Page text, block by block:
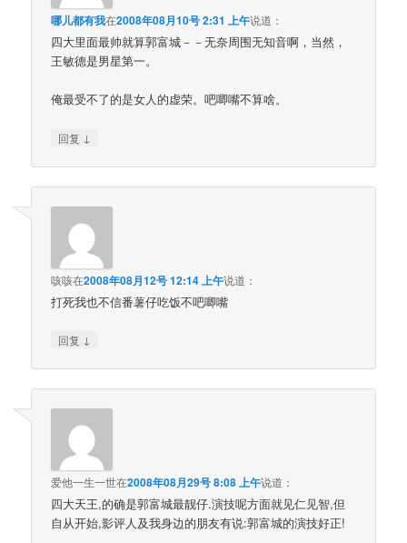
哪儿都有我在2008年08月10号 2:31 上午说道：
四大里面最帅就算郭富城－－无奈周围无知音啊，当然，
王敏德是男星第一。
俺最受不了的是女人的虚荣。吧唧嘴不算啥。
回复 ↓
咳咳在2008年08月12号 12:14 上午说道：
打死我也不信番薯仔吃饭不吧唧嘴
回复 ↓
爱他一生一世在2008年08月29号 8:08 上午说道：
四大天王,的确是郭富城最靓仔.演技呢方面就见仁见智,但
自从开始,影评人及我身边的朋友有说:郭富城的演技好正!